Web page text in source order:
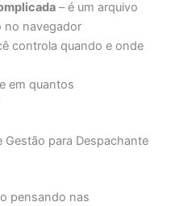
– é um arquivo
no navegador
controla quando e onde
em quantos
Gestão para Despachante
pensando nas